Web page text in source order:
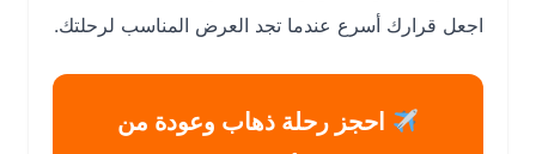
اجعل قرارك أسرع عندما تجد العرض المناسب لرحلتك.
احجز رحلة ذهاب وعودة من